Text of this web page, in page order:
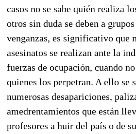
casos no se sabe quién realiza
otros sin duda se deben a
venganzas, es significativo que
asesinatos se realizan ante la
fuerzas de ocupación, cuando
quienes los perpetran. A ello se
numerosas desapariciones,
amedrentamientos que están
profesores a huir del país o de